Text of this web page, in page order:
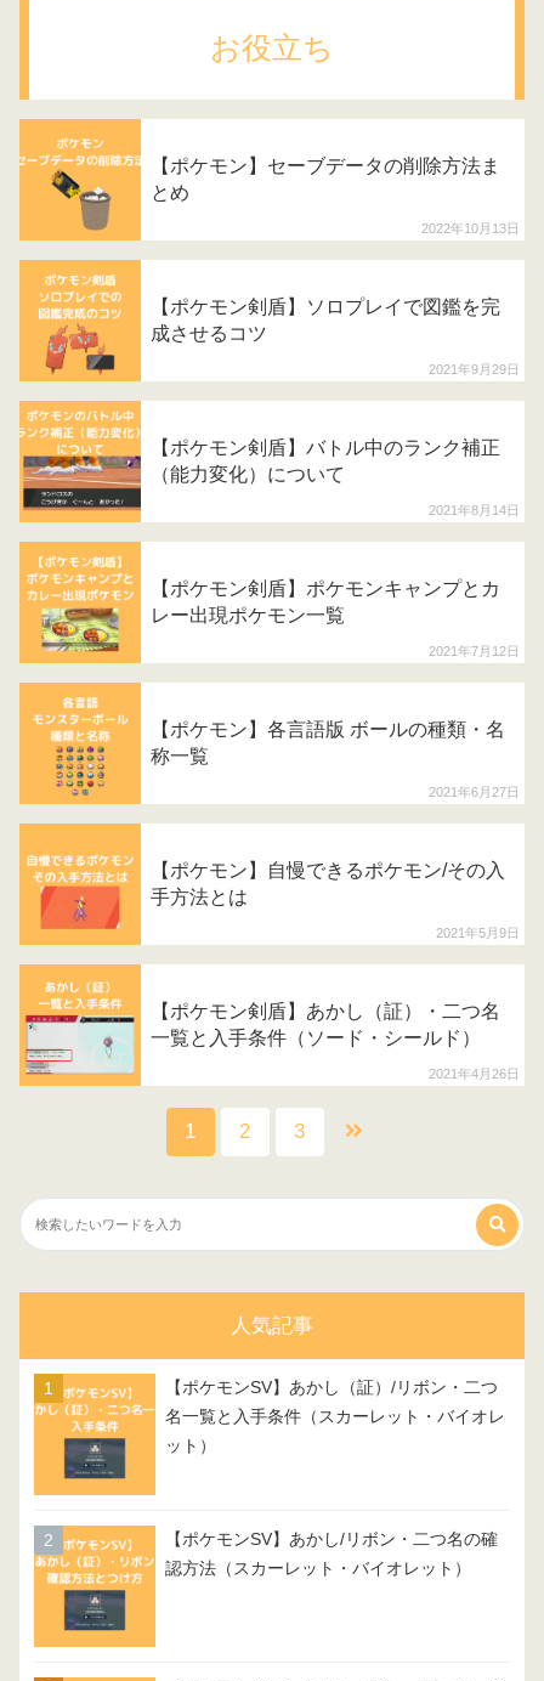
お役立ち
2022年10月13日
【ポケモン】セーブデータの削除方法ま
とめ
2021年9月29日
【ポケモン剣盾】ソロプレイで図鑑を完
成させるコツ
2021年8月14日
【ポケモン剣盾】バトル中のランク補正
（能力変化）について
2021年7月12日
【ポケモン剣盾】ポケモンキャンプとカ
レー出現ポケモン一覧
2021年6月27日
【ポケモン】各言語版 ボールの種類・名
称一覧
2021年5月9日
【ポケモン】自慢できるポケモン/その入
手方法とは
2021年4月26日
【ポケモン剣盾】あかし（証）・二つ名
一覧と入手条件（ソード・シールド）
1 2 3
人気記事
【ポケモンSV】あかし（証）/リボン・二つ
名一覧と入手条件（スカーレット・バイオレ
ット）
【ポケモンSV】あかし/リボン・二つ名の確
認方法（スカーレット・バイオレット）